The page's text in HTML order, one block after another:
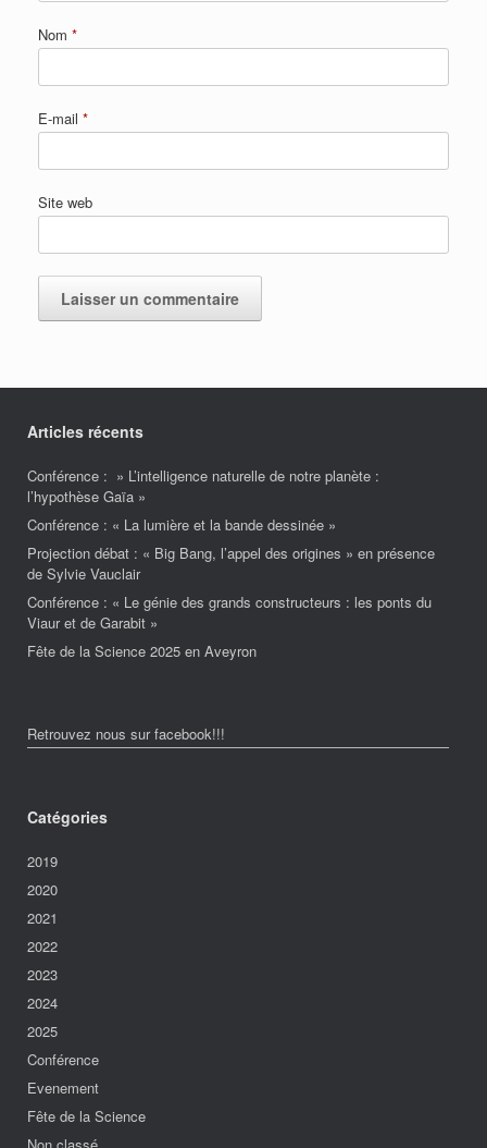
Nom *
E-mail *
Site web
Articles récents
Conférence : » L’intelligence naturelle de notre planète :
l’hypothèse Gaïa »
Conférence : « La lumière et la bande dessinée »
Projection débat : « Big Bang, l’appel des origines » en présence
de Sylvie Vauclair
Conférence : « Le génie des grands constructeurs : les ponts du
Viaur et de Garabit »
Fête de la Science 2025 en Aveyron
Retrouvez nous sur facebook!!!
Catégories
2019
2020
2021
2022
2023
2024
2025
Conférence
Evenement
Fête de la Science